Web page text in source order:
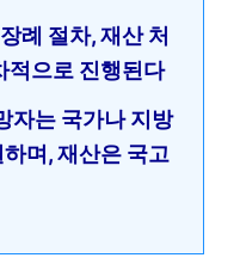
례 절차, 재산 처
적으로 진행된다
자는 국가나 지방
며, 재산은 국고